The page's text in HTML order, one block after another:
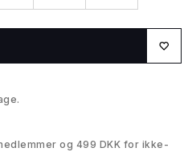
og 499 DKK for ikke-